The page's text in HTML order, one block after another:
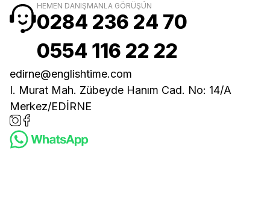
HEMEN DANIŞMANLA GÖRÜŞÜN
0284 236 24 70
0554 116 22 22
edirne@englishtime.com
I. Murat Mah. Zübeyde Hanım Cad. No: 14/A
Merkez/EDİRNE